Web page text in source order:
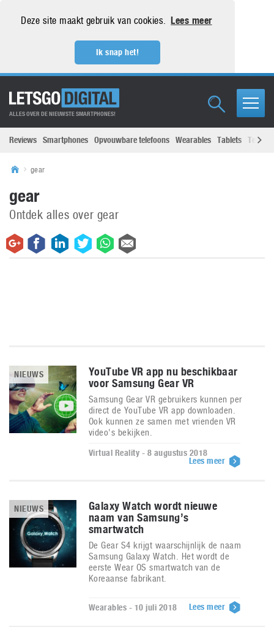
Deze site maakt gebruik van cookies. Lees meer
Ik snap het!
ALLES OVER DE NIEUWSTE SMARTPHONES!
Reviews Smartphones Opvouwbare telefoons Wearables Tablets
gear
gear
Ontdek alles over gear
NIEUWS
YouTube VR app nu beschikbaar
voor Samsung Gear VR
Samsung Gear VR gebruikers kunnen per
direct de YouTube VR app downloaden.
Ook kunnen ze samen met vrienden VR
video's bekijken.
Virtual Reality - 8 augustus 2018
Lees meer
NIEUWS
Galaxy Watch wordt nieuwe
naam van Samsung’s
smartwatch
De Gear S4 krijgt waarschijnlijk de naam
Samsung Galaxy Watch. Het wordt de
eerste Wear OS smartwatch van de
Koreaanse fabrikant.
Wearables - 10 juli 2018 Lees meer